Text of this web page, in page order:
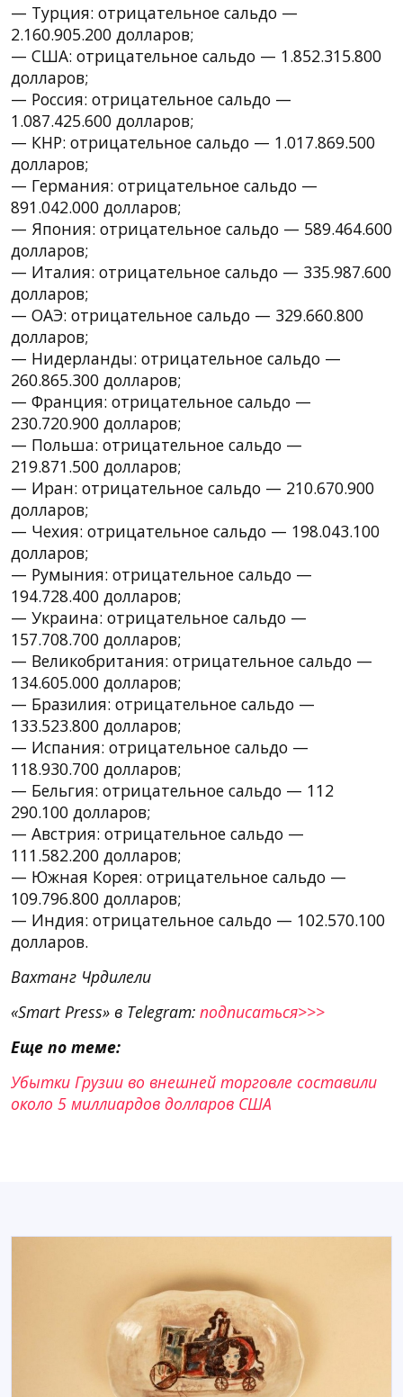
— Турция: отрицательное сальдо —
2.160.905.200 долларов;
— США: отрицательное сальдо — 1.852.315.800
долларов;
— Россия: отрицательное сальдо —
1.087.425.600 долларов;
— КНР: отрицательное сальдо — 1.017.869.500
долларов;
— Германия: отрицательное сальдо —
891.042.000 долларов;
— Япония: отрицательное сальдо — 589.464.600
долларов;
— Италия: отрицательное сальдо — 335.987.600
долларов;
— ОАЭ: отрицательное сальдо — 329.660.800
долларов;
— Нидерланды: отрицательное сальдо —
260.865.300 долларов;
— Франция: отрицательное сальдо —
230.720.900 долларов;
— Польша: отрицательное сальдо —
219.871.500 долларов;
— Иран: отрицательное сальдо — 210.670.900
долларов;
— Чехия: отрицательное сальдо — 198.043.100
долларов;
— Румыния: отрицательное сальдо —
194.728.400 долларов;
— Украина: отрицательное сальдо —
157.708.700 долларов;
— Великобритания: отрицательное сальдо —
134.605.000 долларов;
— Бразилия: отрицательное сальдо —
133.523.800 долларов;
— Испания: отрицательное сальдо —
118.930.700 долларов;
— Бельгия: отрицательное сальдо — 112
290.100 долларов;
— Австрия: отрицательное сальдо —
111.582.200 долларов;
— Южная Корея: отрицательное сальдо —
109.796.800 долларов;
— Индия: отрицательное сальдо — 102.570.100
долларов.
Вахтанг Чрдилели
«Smart Press» в Telegram: подписаться>>>
Еще по теме:
Убытки Грузии во внешней торговле составили
около 5 миллиардов долларов США